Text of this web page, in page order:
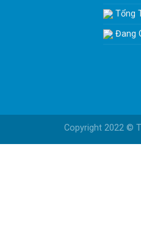
Tổng
Đang
Copyright 2022 ©